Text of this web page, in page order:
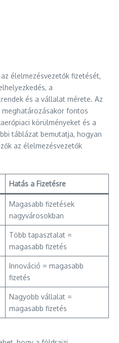
élelmezésvezetők fizetését,
a
és a vállalat mérete. Az
meghatározásakor fontos
körülményeket és a
táblázat bemutatja, hogyan
az élelmezésvezetők
Hatás a Fizetésre
Magasabb fizetések
nagyvárosokban
Több tapasztalat =
magasabb fizetés
Innováció = magasabb
fizetés
Nagyobb vállalat =
magasabb fizetés